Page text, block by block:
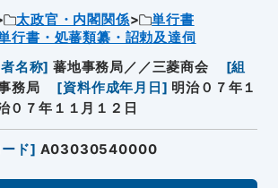
太政官・内閣関係
単行書
行書・処蕃類纂・詔勅及達伺
名称] 蕃地事務局／／三菱商会 [組
務局 [資料作成年月日 ] 明治０７年１
０７年１１月１２日
ド] A03030540000